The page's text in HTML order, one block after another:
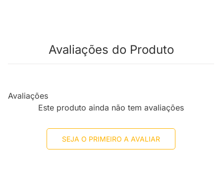
Avaliações do Produto
Avaliações
Este produto ainda não tem avaliações
SEJA O PRIMEIRO A AVALIAR